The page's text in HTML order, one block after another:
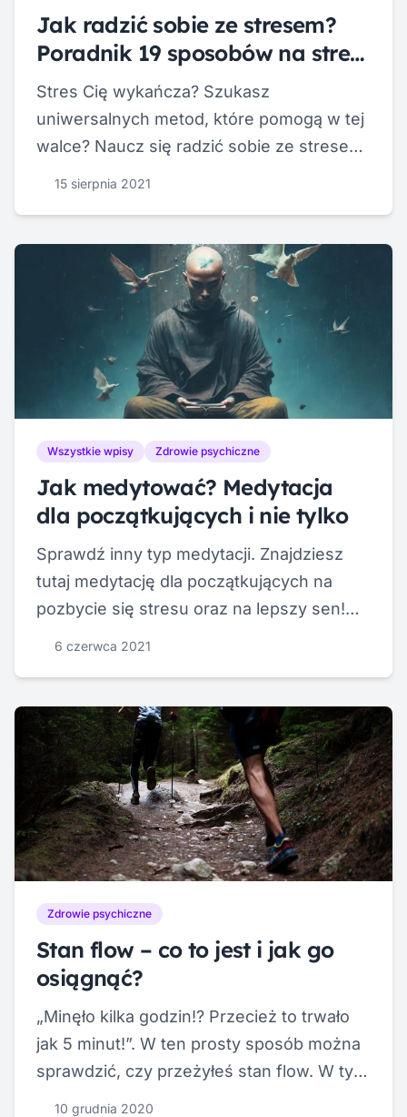
Jak radzić sobie ze stresem?
Poradnik 19 sposobów na stres
PDF
Stres Cię wykańcza? Szukasz
uniwersalnych metod, które pomogą w tej
walce? Naucz się radzić sobie ze stresem.
stres! [PDF]
15 sierpnia 2021
Wszystkie wpisy Zdrowie psychiczne
Jak medytować? Medytacja
dla początkujących i nie tylko
Sprawdź inny typ medytacji. Znajdziesz
tutaj medytację dla początkujących na
pozbycie się stresu oraz na lepszy sen!
6 czerwca 2021
Zdrowie psychiczne
Stan flow – co to jest i jak go
osiągnąć?
„Minęło kilka godzin!? Przecież to trwało
jak 5 minut!”. W ten prosty sposób można
sprawdzić, czy przeżyłeś stan flow. W tym
10 grudnia 2020